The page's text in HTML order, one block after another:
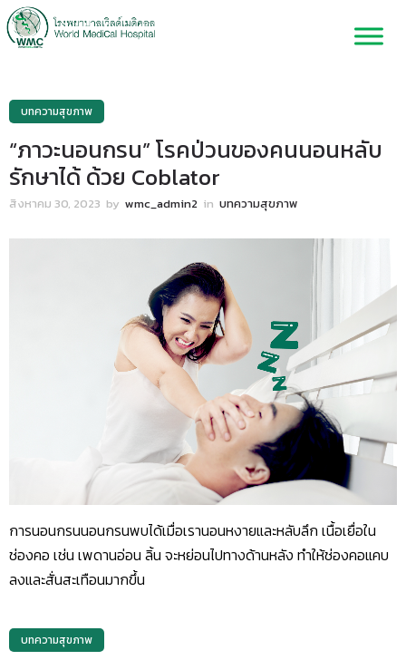
บทความสุขภาพ
“ภาวะนอนกรน” โรคป่วนของคนนอนหลับ
รักษาได้ ด้วย Coblator
สิงหาคม 30, 2023 by wmc_admin2 in บทความสุขภาพ
การนอนกรนนอนกรนพบได้เมื่อเรานอนหงายและหลับลึก เนื้อเยื่อใน
ช่องคอ เช่น เพดานอ่อน ลิ้น จะหย่อนไปทางด้านหลัง ทำให้ช่องคอแคบ
ลงและสั่นสะเทือนมากขึ้น
บทความสุขภาพ